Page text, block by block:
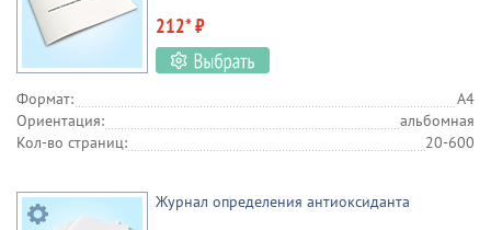
212* ₽
Формат:
А4
Ориентация:
альбомная
Кол-во страниц:
20-600
Журнал определения антиоксиданта